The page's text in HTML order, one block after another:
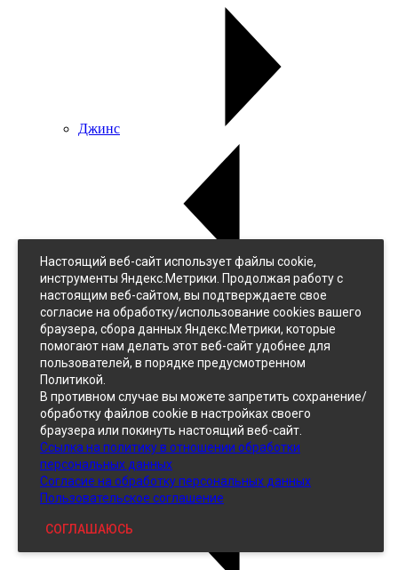
Джинс
Джинс
Однотонный
Принтованный
Кожзам
Настоящий веб-сайт использует файлы cookie,
инструменты Яндекс.Метрики. Продолжая работу с
настоящим веб-сайтом, вы подтверждаете свое
согласие на обработку/использование cookies вашего
браузера, сбора данных Яндекс.Метрики, которые
помогают нам делать этот веб-сайт удобнее для
пользователей, в порядке предусмотренном
Политикой.
В противном случае вы можете запретить сохранение/
обработку файлов cookie в настройках своего
браузера или покинуть настоящий веб-сайт.
Ссылка на политику в отношении обработки
персональных данных
Согласие на обработку персональных данных
Пользовательское соглашение
СОГЛАШАЮСЬ